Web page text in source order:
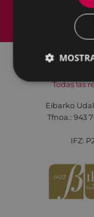
Política
Todas las
Eibarko
Tfnoa.: 943
IFZ: